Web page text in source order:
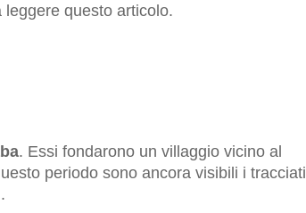
questo articolo.
. Essi fondarono un villaggio vicino al
periodo sono ancora visibili i tracciati